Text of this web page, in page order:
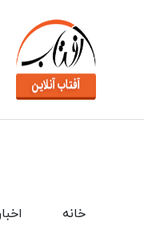
اخبار خانه